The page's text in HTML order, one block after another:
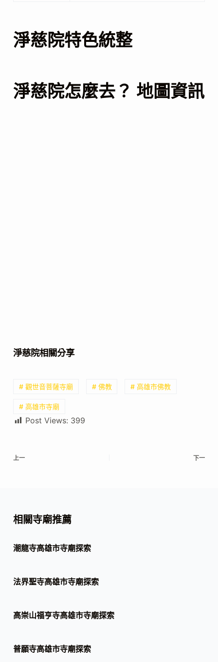
淨慈院特色統整
淨慈院怎麼去？ 地圖資訊
淨慈院相關分享
# 觀世音菩薩寺廟 # 佛教 # 高雄市佛教
# 高雄市寺廟
Post Views: 399
上一 下一
相關寺廟推薦
潮龍寺高雄市寺廟探索
法界聖寺高雄市寺廟探索
高崇山福亨寺高雄市寺廟探索
普願寺高雄市寺廟探索